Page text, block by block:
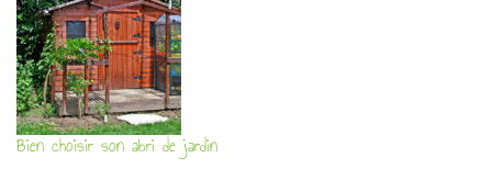
Bien choisir son abri de jardin